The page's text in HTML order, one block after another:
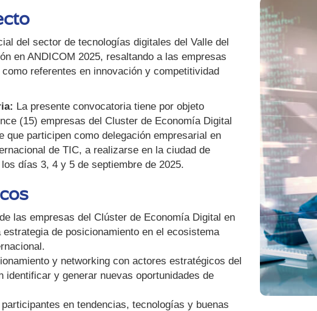
del sector de tecnologías digitales del Valle del
en ANDICOM 2025, resaltando a las empresas
referentes en innovación y competitividad
La presente convocatoria tiene por objeto
(15) empresas del Cluster de Economía Digital
que participen como delegación empresarial en
de TIC, a realizarse en la ciudad de
días 3, 4 y 5 de septiembre de 2025.
las empresas del Clúster de Economía Digital en
de posicionamiento en el ecosistema
y networking con actores estratégicos del
identificar y generar nuevas oportunidades de
en tendencias, tecnologías y buenas